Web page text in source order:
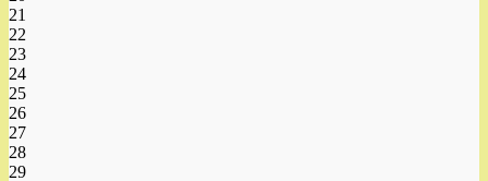
21
22
23
24
25
26
27
28
29